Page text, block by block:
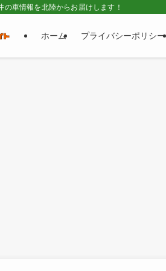
の車情報を北陸からお届けします！
ホーム プライバシーポリシー